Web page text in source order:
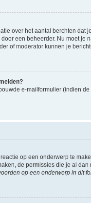
over het aantal berchten
een beheerder. Nu moet
of moderator kunnen je
e-mailformulier (indien
op een onderwerp te
de permissies die je al
op een onderwerp in dit